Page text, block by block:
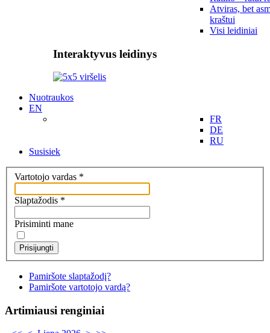
Atviras, bet
kraštui
Visi leidiniai
Interaktyvus leidinys
Nuotraukos
EN
FR
DE
RU
Susisiek
Vartotojo vardas *
Slaptažodis *
Prisiminti mane
Prisijungti
Pamiršote slaptažodį?
Pamiršote vartotojo vardą?
Artimiausi renginiai